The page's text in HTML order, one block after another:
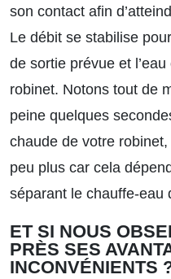
son contact afin
Le débit se stabilise
de sortie prévue et
robinet. Notons tout de
peine quelques
chaude de votre
peu plus car cela
séparant le chauffe-eau
ET SI NOUS
PRÈS SES
INCONVÉNIENTS